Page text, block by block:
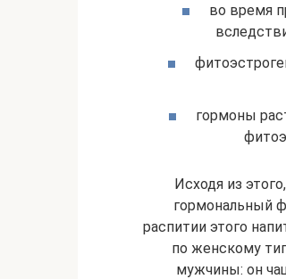
во время
гормоны
Исходя из
гормональный
распитии этого
по женскому
мужчины: он